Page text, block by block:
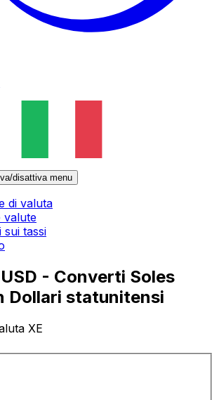
disattiva menu
di valuta
valute
sui tassi
- Converti Soles
Dollari statunitensi
XE